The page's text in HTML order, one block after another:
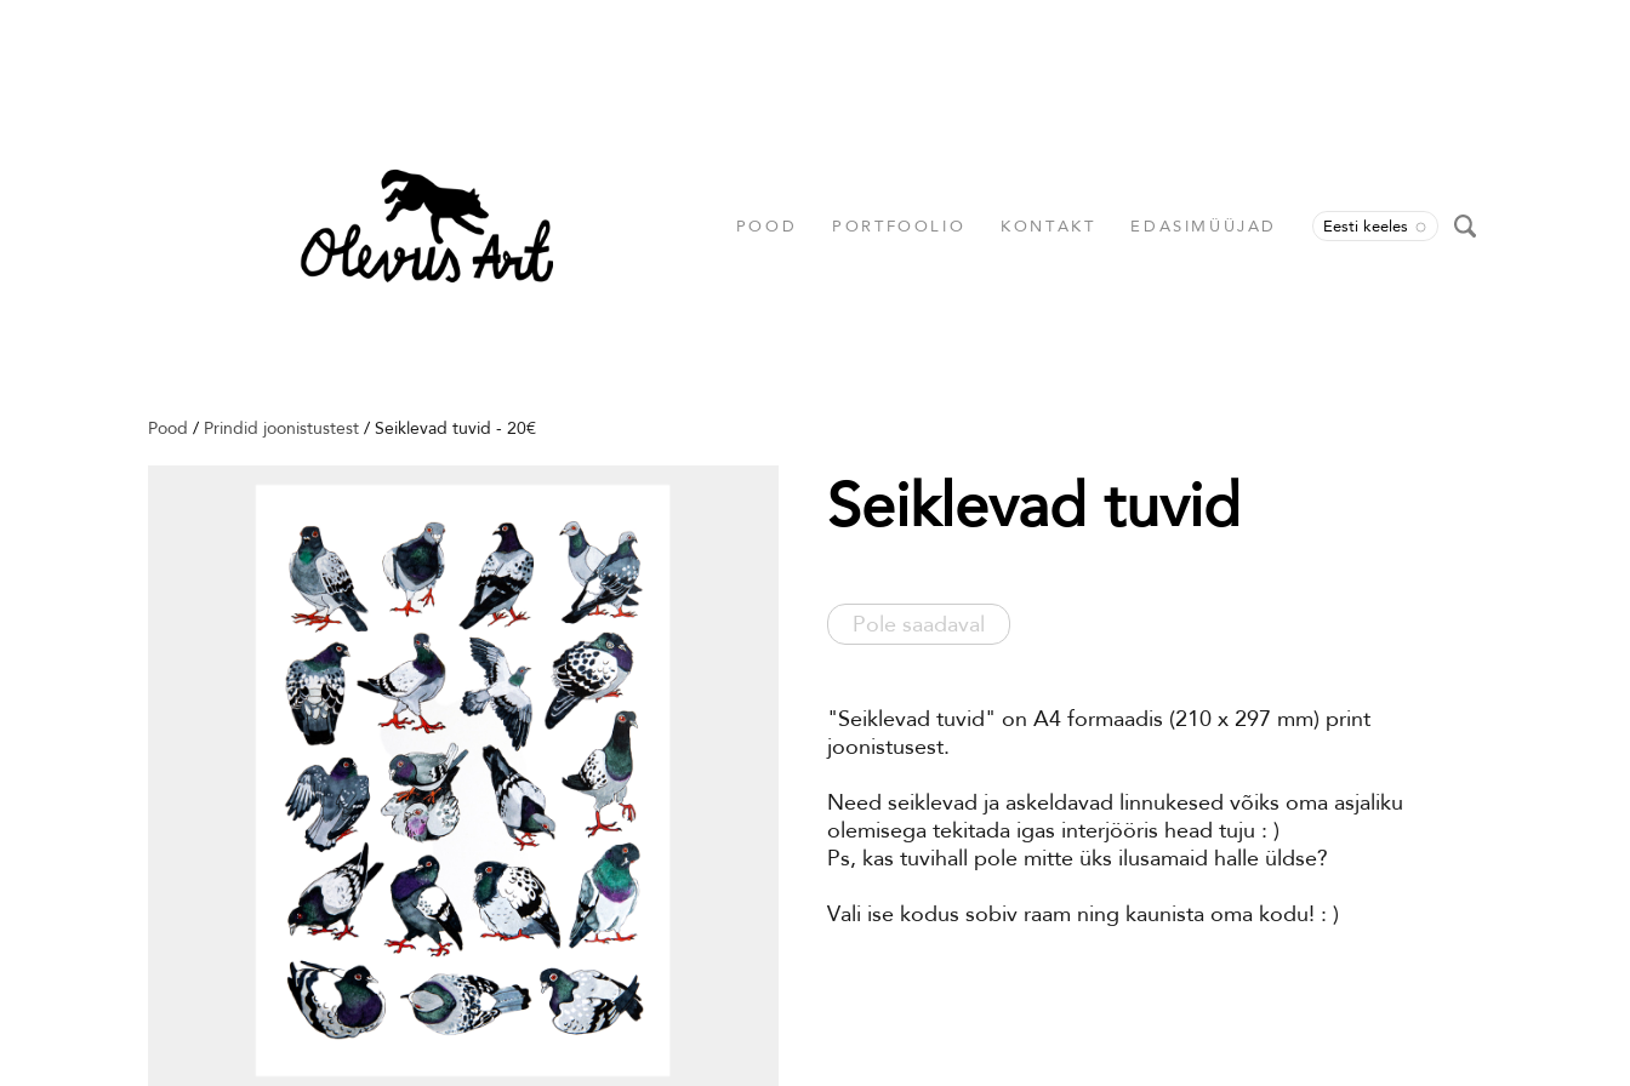
POOD PORTFOOLIO KONTAKT EDASIMÜÜJAD Eesti keeles
Pood / Prindid joonistustest / Seiklevad tuvid - 20€
Seiklevad tuvid
Pole saadaval
"Seiklevad tuvid" on A4 formaadis (210 x 297 mm) print
joonistusest.
Need seiklevad ja askeldavad linnukesed võiks oma asjaliku
olemisega tekitada igas interjööris head tuju : )
Ps, kas tuvihall pole mitte üks ilusamaid halle üldse?
Vali ise kodus sobiv raam ning kaunista oma kodu! : )